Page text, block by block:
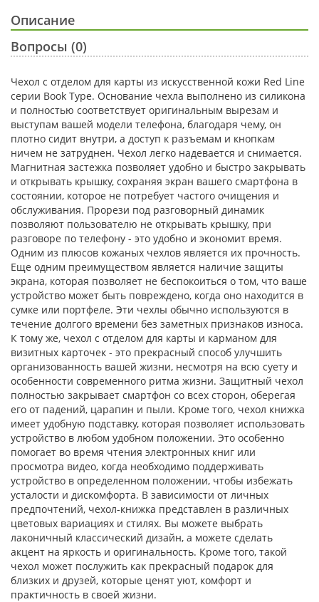
Описание
Вопросы (0)
Чехол с отделом для карты из искусственной кожи Red Line
серии Book Type. Основание чехла выполнено из силикона
и полностью соответствует оригинальным вырезам и
выступам вашей модели телефона, благодаря чему, он
плотно сидит внутри, а доступ к разъемам и кнопкам
ничем не затруднен. Чехол легко надевается и снимается.
Магнитная застежка позволяет удобно и быстро закрывать
и открывать крышку, сохраняя экран вашего смартфона в
состоянии, которое не потребует частого очищения и
обслуживания. Прорези под разговорный динамик
позволяют пользователю не открывать крышку, при
разговоре по телефону - это удобно и экономит время.
Одним из плюсов кожаных чехлов является их прочность.
Еще одним преимуществом является наличие защиты
экрана, которая позволяет не беспокоиться о том, что ваше
устройство может быть повреждено, когда оно находится в
сумке или портфеле. Эти чехлы обычно используются в
течение долгого времени без заметных признаков износа.
К тому же, чехол с отделом для карты и карманом для
визитных карточек - это прекрасный способ улучшить
организованность вашей жизни, несмотря на всю суету и
особенности современного ритма жизни. Защитный чехол
полностью закрывает смартфон со всех сторон, оберегая
его от падений, царапин и пыли. Кроме того, чехол книжка
имеет удобную подставку, которая позволяет использовать
устройство в любом удобном положении. Это особенно
помогает во время чтения электронных книг или
просмотра видео, когда необходимо поддерживать
устройство в определенном положении, чтобы избежать
усталости и дискомфорта. В зависимости от личных
предпочтений, чехол-книжка представлен в различных
цветовых вариациях и стилях. Вы можете выбрать
лаконичный классический дизайн, а можете сделать
акцент на яркость и оригинальность. Кроме того, такой
чехол может послужить как прекрасный подарок для
близких и друзей, которые ценят уют, комфорт и
практичность в своей жизни.